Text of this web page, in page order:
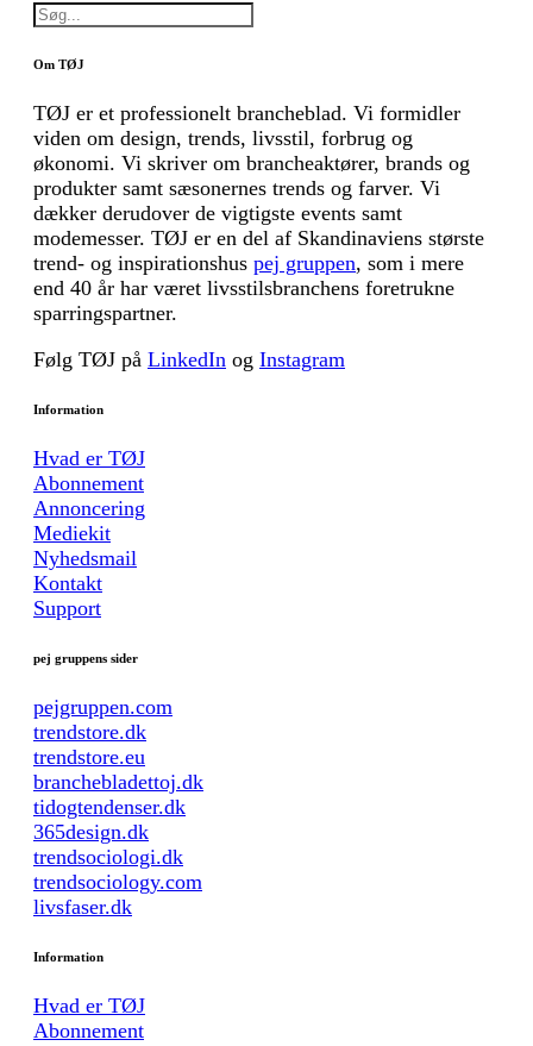
Om TØJ
TØJ er et professionelt brancheblad. Vi formidler
viden om design, trends, livsstil, forbrug og
økonomi. Vi skriver om brancheaktører, brands og
produkter samt sæsonernes trends og farver. Vi
dækker derudover de vigtigste events samt
modemesser. TØJ er en del af Skandinaviens største
trend- og inspirationshus pej gruppen, som i mere
end 40 år har været livsstilsbranchens foretrukne
sparringspartner.
Følg TØJ på LinkedIn og Instagram
Information
Hvad er TØJ
Abonnement
Annoncering
Mediekit
Nyhedsmail
Kontakt
Support
pej gruppens sider
pejgruppen.com
trendstore.dk
trendstore.eu
branchebladettoj.dk
tidogtendenser.dk
365design.dk
trendsociologi.dk
trendsociology.com
livsfaser.dk
Information
Hvad er TØJ
Abonnement